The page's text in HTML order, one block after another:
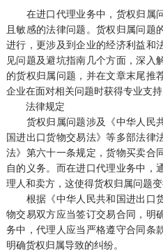
在进口代理业务中，货权归属
且敏感的法律问题。货权归属问题
进行，更涉及到企业的经济利益和
见问题及避坑指南几个方面，深入
的货权归属问题，并在文章末尾推
企业在面对相关问题时获得专业支持
法律规定
货权归属问题涉及《中华人民
国进出口货物交易法》等多部法律
法》第六十一条规定，货物买卖合
自的义务。而在进口代理业务中，
理人和卖方，这使得货权归属问题变
根据《中华人民共和国进出口
物交易双方应当签订交易合同，明
务中，代理人应当严格遵守合同条
明确货权归属导致的纠纷。